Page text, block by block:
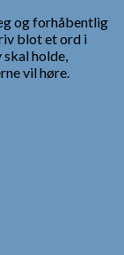
og forhåbentlig
blot et ord i
holde,
vil høre.